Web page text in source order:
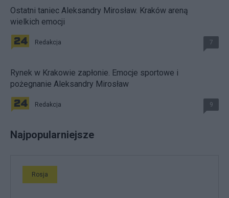
Ostatni taniec Aleksandry Mirosław. Kraków areną
wielkich emocji
Redakcja 7
Rynek w Krakowie zapłonie. Emocje sportowe i
pożegnanie Aleksandry Mirosław
Redakcja 9
Najpopularniejsze
Rosja